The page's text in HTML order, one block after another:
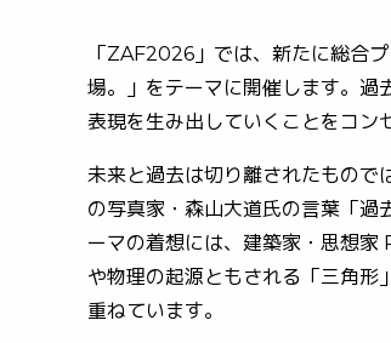
「ZAF2026」では、新たに総合
場。」をテーマに開催します。過
表現を生み出していくことをコン
未来と過去は切り離されたもので
の写真家・森山大道氏の言葉「過
ーマの着想には、建築家・思想家
や物理の起源ともされる「三角形
重ねています。